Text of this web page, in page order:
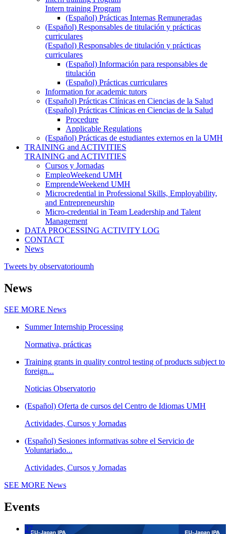
Intern training Program
(Español) Prácticas Internas Remuneradas
(Español) Responsables de titulación y prácticas
curriculares
(Español) Responsables de titulación y prácticas
curriculares
(Español) Información para responsables de
titulación
(Español) Prácticas curriculares
Information for academic tutors
(Español) Prácticas Clínicas en Ciencias de la Salud
(Español) Prácticas Clínicas en Ciencias de la Salud
Procedure
Applicable Regulations
(Español) Prácticas de estudiantes externos en la UMH
TRAINING and ACTIVITIES
TRAINING and ACTIVITIES
Cursos y Jornadas
EmpleoWeekend UMH
EmprendeWeekend UMH
Microcredential in Professional Skills, Employability,
and Entrepreneurship
Micro-credential in Team Leadership and Talent
Management
DATA PROCESSING ACTIVITY LOG
CONTACT
News
Tweets by observatorioumh
News
SEE MORE News
Summer Internship Processing
Normativa, prácticas
Training grants in quality control testing of products subject to
foreign...
Noticias Observatorio
(Español) Oferta de cursos del Centro de Idiomas UMH
Actividades, Cursos y Jornadas
(Español) Sesiones informativas sobre el Servicio de
Voluntariado...
Actividades, Cursos y Jornadas
SEE MORE News
Events
27